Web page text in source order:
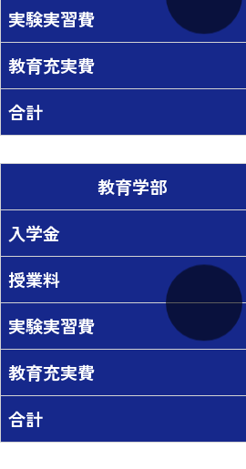
実験実習費
教育充実費
合計
教育学部
入学金
授業料
実験実習費
教育充実費
合計